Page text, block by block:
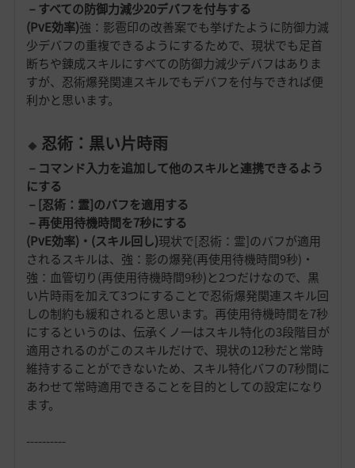
－すべての防御力減少20デバフを付与する
(PvE効率)強：影雹印の改善案でも挙げたように防御力減
少デバフの重複できるようにするためで、現状でも足首
断ちや錬成スキルにすべての防御力減少デバフはありま
すが、忍術爆発関連スキルでもデバフを付与できれば便
利かと思います。
忍術：黒い片時雨
－コマンド入力を追加して他のスキルと連携できるよう
にする
－[忍術：霊]のバフを適用する
－再使用待機時間を7秒にする
(PvE効率)・(スキル回し)現状で[忍術：霊]のバフが適用
されるスキルは、強：影の爆発(再使用待機時間9秒)・
強：血管切り(再使用待機時間9秒)と2つだけなので、黒
い片時雨を加えて3つにすることで忍術爆発関連スキル回
しの制約も緩和されると思います。再使用待機時間を7秒
にするというのは、伝承くノ一はスキル特化の3段階目が
適用されるのがこのスキルだけで、現状の12秒だと常時
維持することができないため、スキル特化バフの7秒間に
あわせて常時適用できることを目的としての設定になり
ます。
----------